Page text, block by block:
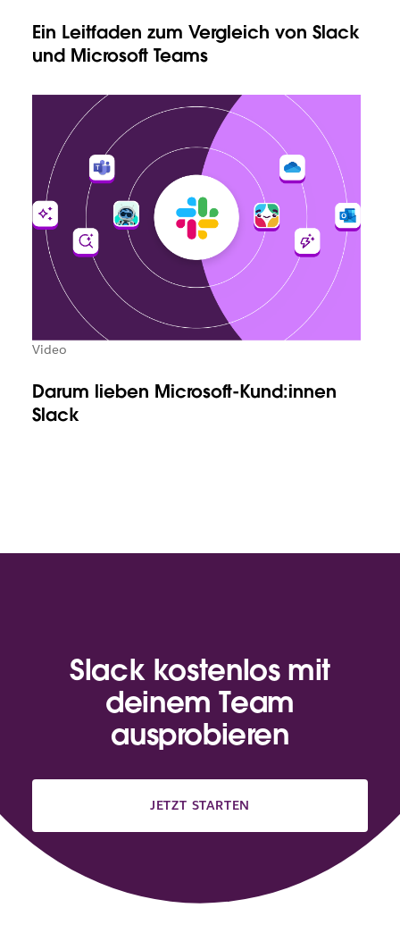
Ein Leitfaden zum Vergleich von Slack
und Microsoft Teams
Video
Darum lieben Microsoft-Kund:innen
Slack
Slack kostenlos mit
deinem Team
ausprobieren
JETZT STARTEN